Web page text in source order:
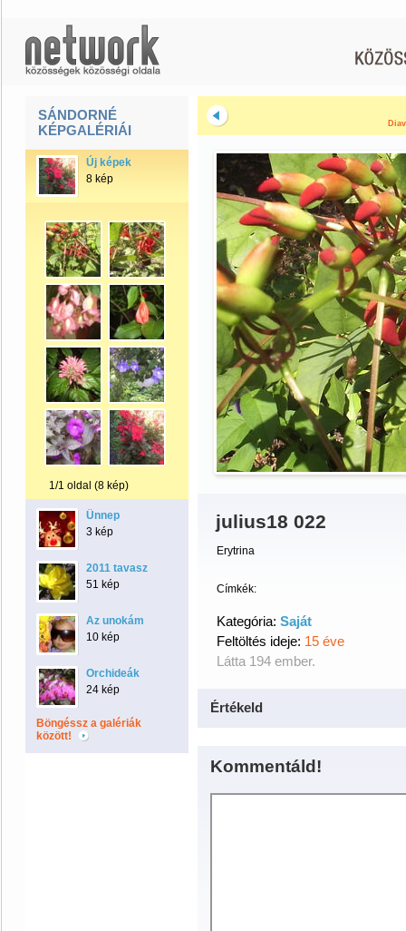
SÁNDORNÉ
KÉPGALÉRIÁI
Új képek
8 kép
1/1 oldal (8 kép)
Ünnep
3 kép
2011 tavasz
51 kép
Az unokám
10 kép
Orchideák
24 kép
Böngéssz a galériák
között!
julius18 022
Erytrina
Címkék:
Kategória: Saját
Feltöltés ideje: 15 éve
Látta 194 ember.
Értékeld
Kommentáld!